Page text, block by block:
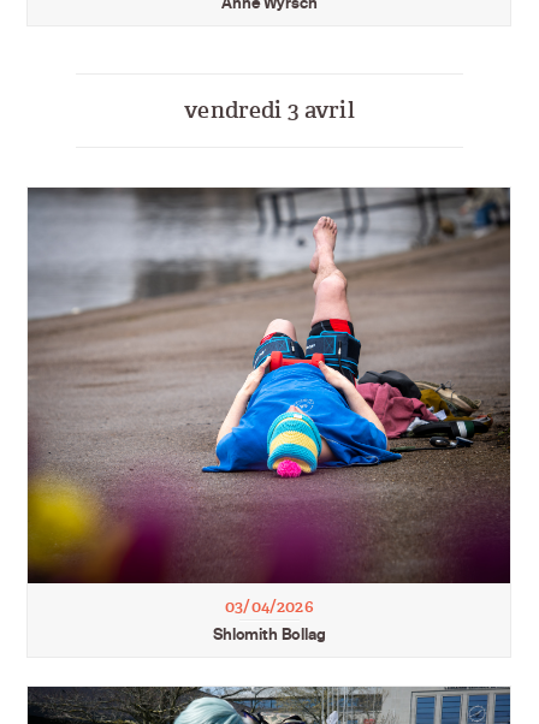
vendredi 3 avril
03/04/2026
Shlomith Bollag